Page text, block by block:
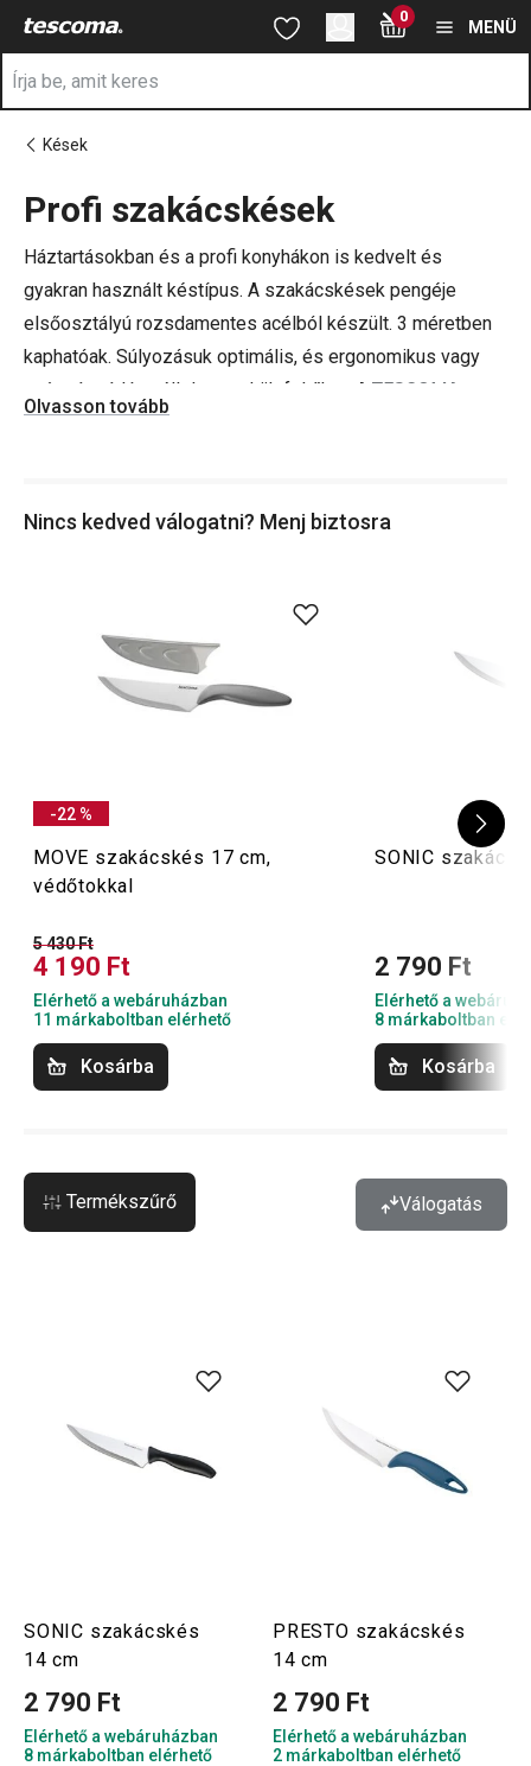
Ugrás a fő tartalomhoz
Ugrás a kereséshez
Ugrás a navigációhoz 0
MENÜ
Kések
Profi szakácskések
Háztartásokban és a profi konyhákon is kedvelt és
gyakran használt késtípus. A szakácskések pengéje
elsőosztályú rozsdamentes acélból készült. 3 méretben
kaphatóak. Súlyozásuk optimális, és ergonomikus vagy
csúszásgátló nyéllel szereltük fel őket. A TESCOMA
szakácskések egyszerűen tisztíthatóak, hiszen
Tippünk: További hasznos eszközeink, például a
Olvasson tovább
Nincs kedved válogatni? Menj biztosra
-22 %
MOVE szakácskés 17 cm,
védőtokkal
5 430 Ft
4 190 Ft
Elérhető a webáruházban
11 márkaboltban elérhető
Kosárba
SONIC
2 790 Ft
Elérhető a
8 márkaboltban
Kosárba
Termékszűrő Válogatás
SONIC szakácskés
14 cm
2 790 Ft
Elérhető a webáruházban
8 márkaboltban elérhető
PRESTO szakácskés
14 cm
2 790 Ft
Elérhető a webáruházban
2 márkaboltban elérhető